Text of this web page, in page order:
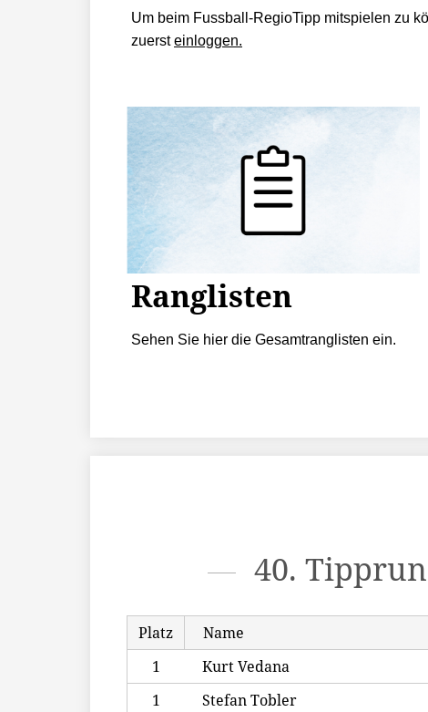
Um beim Fussball-RegioTipp mitspielen zu
zuersteinloggen.
Ranglisten
Sehen Sie hier die Gesamtranglisten ein.
40.
Platz Name
1
Kurt Vedana
1
Stefan Tobler